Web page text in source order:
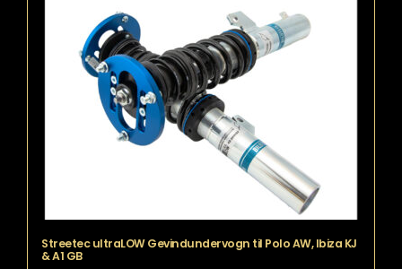
varianter.
Mulighederne
kan
vælges
på
varesiden
Streetec ultraLOW Gevindundervogn til Polo AW, Ibiza KJ
& A1 GB